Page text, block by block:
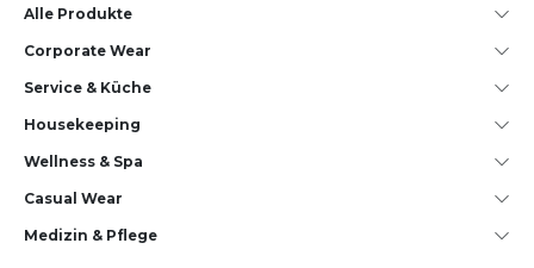
Alle Produkte
Corporate Wear
Service & Küche
House­keeping
Wellness & Spa
Casual Wear
Medizin & Pflege